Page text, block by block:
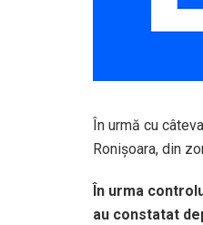
În urmă cu
Ronișoara, din
În urma
au constatat